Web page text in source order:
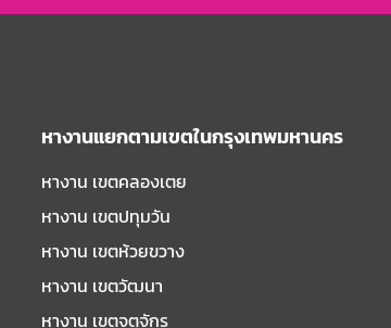
หางานแยกตามเขตในกรุงเทพมหานคร
หางาน เขตคลองเตย
หางาน เขตปทุมวัน
หางาน เขตห้วยขวาง
หางาน เขตวัฒนา
หางาน เขตจตุจักร